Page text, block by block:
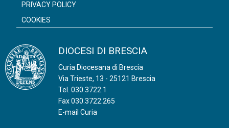
DIOCESI DI BRESCIA
Curia Diocesana di Brescia
Via Trieste, 13 - 25121 Brescia
Tel. 030.3722.1
Fax 030.3722.265
E-mail Curia
PRIVACY POLICY
COOKIES